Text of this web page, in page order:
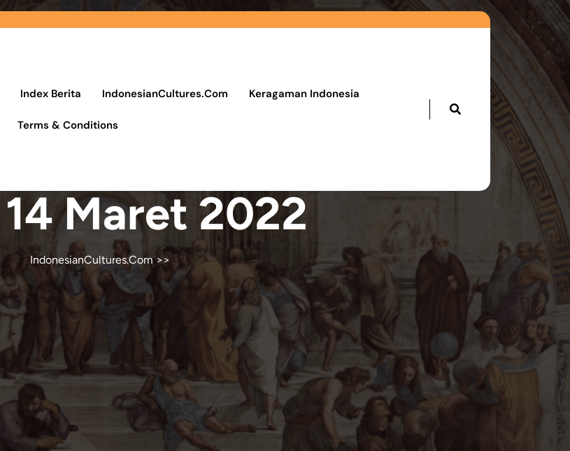
Index Berita IndonesianCultures.Com Keragaman Indonesia
Terms & Conditions
14 Maret 2022
IndonesianCultures.Com>>